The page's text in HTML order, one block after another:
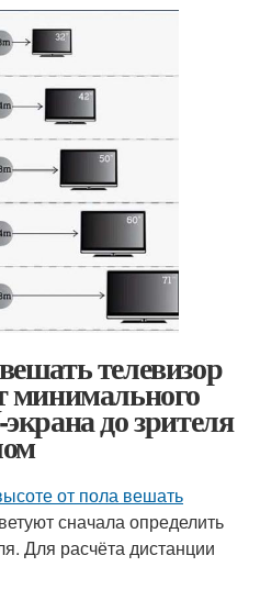
телевизор
минимального
до зрителя
от пола вешать
сначала определить
Для расчёта дистанции